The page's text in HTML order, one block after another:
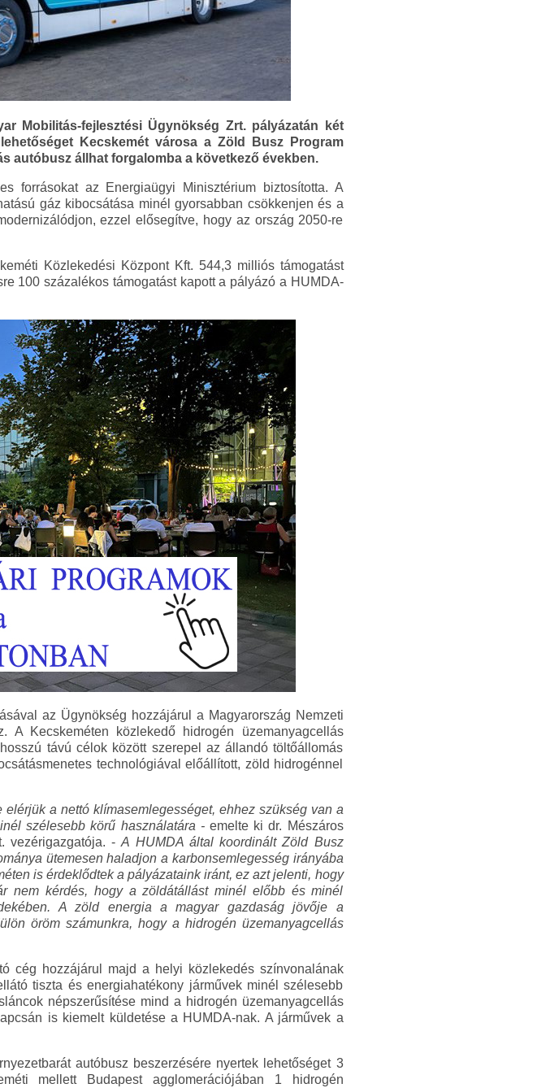
Mobilitás-fejlesztési Ügynökség Zrt. pályázatán két
Kecskemét városa a Zöld Busz Program
autóbusz állhat forgalomba a következő években.
forrásokat az Energiaügyi Minisztérium biztosította. A
gáz kibocsátása minél gyorsabban csökkenjen és a
ezzel elősegítve, hogy az ország 2050-re
Közlekedési Központ Kft. 544,3 milliós támogatást
100 százalékos támogatást kapott a pályázó a HUMDA-
az Ügynökség hozzájárul a Magyarország Nemzeti
A Kecskeméten közlekedő hidrogén üzemanyagcellás
távú célok között szerepel az állandó töltőállomás
technológiával előállított, zöld hidrogénnel
a nettó klímasemlegességet, ehhez szükség van a
szélesebb körű használatára - emelte ki dr. Mészáros
vezérigazgatója. -A HUMDA által koordinált Zöld Busz
ütemesen haladjon a karbonsemlegesség irányába
is érdeklődtek a pályázataink iránt, ez azt jelenti, hogy
nem kérdés, hogy a zöldátállást minél előbb és minél
A zöld energia a magyar gazdaság jövője a
öröm számunkra, hogy a hidrogén üzemanyagcellás
cég hozzájárul majd a helyi közlekedés színvonalának
tiszta és energiahatékony járművek minél szélesebb
népszerűsítése mind a hidrogén üzemanyagcellás
is kiemelt küldetése a HUMDA-nak. A járművek a
autóbusz beszerzésére nyertek lehetőséget 3
mellett Budapest agglomerációjában 1 hidrogén